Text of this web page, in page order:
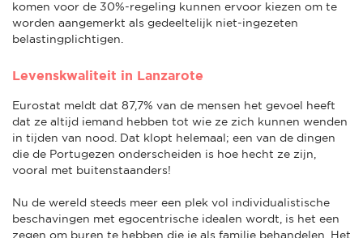
komen voor de 30%-regeling kunnen ervoor kiezen om te
worden aangemerkt als gedeeltelijk niet-ingezeten
belastingplichtigen.
Levenskwaliteit in Lanzarote
Eurostat meldt dat 87,7% van de mensen het gevoel heeft
dat ze altijd iemand hebben tot wie ze zich kunnen wenden
in tijden van nood. Dat klopt helemaal; een van de dingen
die de Portugezen onderscheiden is hoe hecht ze zijn,
vooral met buitenstaanders!
Nu de wereld steeds meer een plek vol individualistische
beschavingen met egocentrische idealen wordt, is het een
zegen om buren te hebben die je als familie behandelen. Het